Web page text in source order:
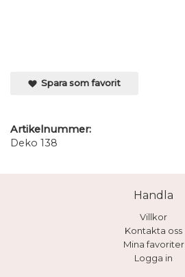
Spara som favorit
Artikelnummer:
Deko 138
Handla
Villkor
Kontakta oss
Mina favoriter
Logga in